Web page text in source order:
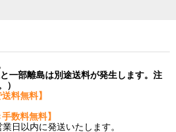
一部離島は別途送料が発生します。注
）
料無料】
数料無料】
日以内に発送いたします。